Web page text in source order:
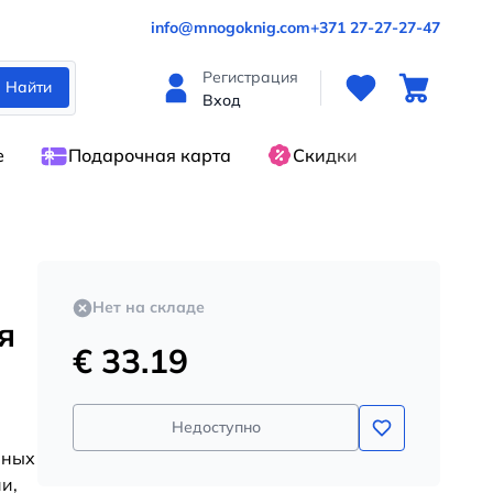
info@mnogoknig.com+371 27-27-27-47
Найти
Регистрация
Вход
Подарочная карта Скидки
Нет на складе
€ 33.19
Недоступно